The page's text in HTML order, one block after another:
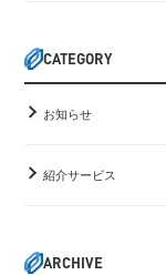
CATEGORY
お知らせ
紹介サービス
ARCHIVE